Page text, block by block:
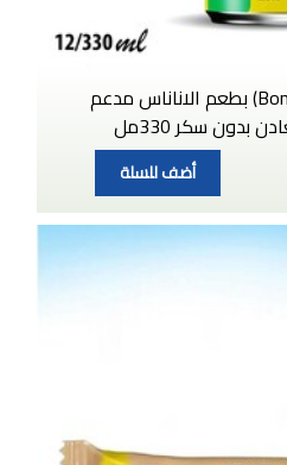
مشروب غازي (Bombbar) بطعم الاناناس مدعم
بدون سكر 330مل
أضف للسلة